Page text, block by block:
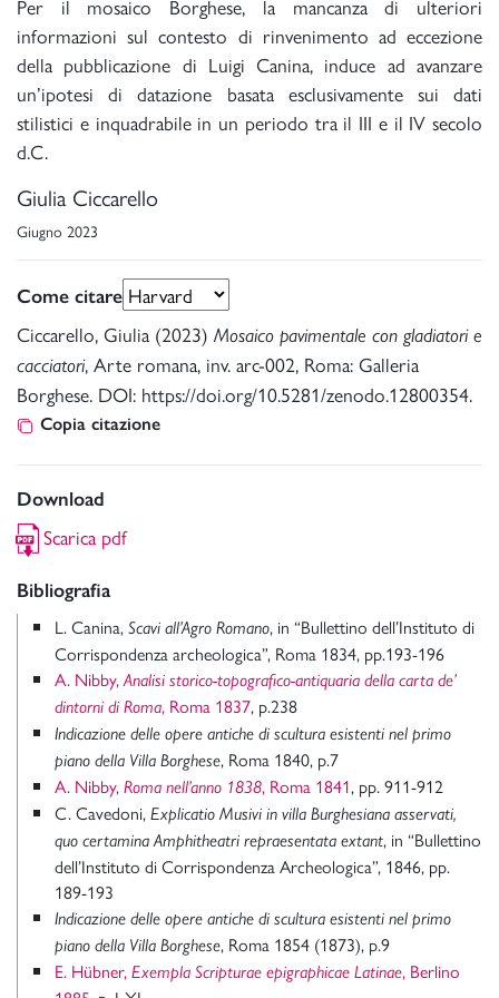
Per il mosaico Borghese, la mancanza di ulteriori
informazioni sul contesto di rinvenimento ad eccezione
della pubblicazione di Luigi Canina, induce ad avanzare
un’ipotesi di datazione basata esclusivamente sui dati
stilistici e inquadrabile in un periodo tra il III e il IV secolo
d.C.
Giulia Ciccarello
Giugno 2023
Come citare
Ciccarello, Giulia (2023) Mosaico pavimentale con gladiatori e
cacciatori, Arte romana, inv. arc-002, Roma: Galleria
Borghese. DOI: https://doi.org/10.5281/zenodo.12800354.
Copia citazione
Download
Scarica pdf
Bibliografia
L. Canina, Scavi all’Agro Romano, in “Bullettino dell’Instituto di
Corrispondenza archeologica”, Roma 1834, pp.193-196
A. Nibby,Analisi storico-topografico-antiquaria della carta de’
dintorni di Roma, Roma 1837, p.238
Indicazione delle opere antiche di scultura esistenti nel primo
piano della Villa Borghese, Roma 1840, p.7
A. Nibby, Roma nell’anno 1838, Roma 1841, pp. 911-912
C. Cavedoni, Explicatio Musivi in villa Burghesiana asservati,
quo certamina Amphitheatri repraesentata extant, in “Bullettino
dell’Instituto di Corrispondenza Archeologica”, 1846, pp.
189-193
Indicazione delle opere antiche di scultura esistenti nel primo
piano della Villa Borghese, Roma 1854 (1873), p.9
E. Hübner, Exempla Scripturae epigraphicae Latinae, Berlino